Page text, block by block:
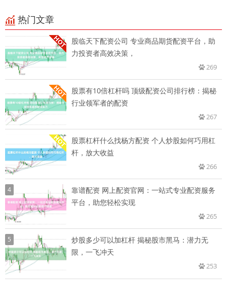
热门文章
股临天下配资公司 专业商品期货配资平台，助
力投资者高效决策，
269
股票有10倍杠杆吗 顶级配资公司排行榜：揭秘
行业领军者的配资
267
股票杠杆什么找杨方配资 个人炒股如何巧用杠
杆，放大收益
266
4
靠谱配资 网上配资官网：一站式专业配资服务
平台，助您轻松实现
265
5
炒股多少可以加杠杆 揭秘股市黑马：潜力无
限，一飞冲天
253